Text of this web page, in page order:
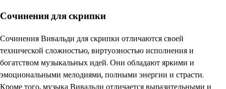
Сочинения для скрипки
Сочинения Вивальди для скрипки отличаются своей
технической сложностью, виртуозностью исполнения и
богатством музыкальных идей. Они обладают яркими и
эмоциональными мелодиями, полными энергии и страсти.
Кроме того, музыка Вивальди отличается выразительными и